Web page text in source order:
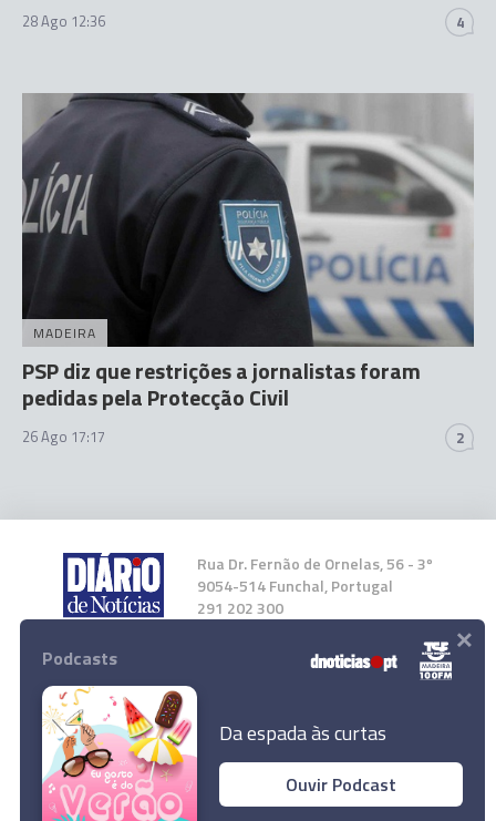
"Hoje é um dia muito triste para Portugal", diz
28 Ago 12:36 4
MADEIRA
PSP diz que restrições a jornalistas foram
pedidas pela Protecção Civil
26 Ago 17:17 2
Rua Dr. Fernão de Ornelas, 56 - 3º
9054-514 Funchal, Portugal
291 202 300
Instale a nossa App
© 2024 Empresa Diário de Notícias, Lda.
Podcasts
Da espada às curtas
Ouvir Podcast
×